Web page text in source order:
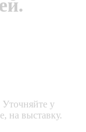
у
на выставку.